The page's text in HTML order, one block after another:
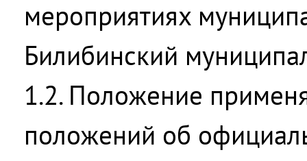
мероприятиях
Билибинский
1.2. Положение
положений об